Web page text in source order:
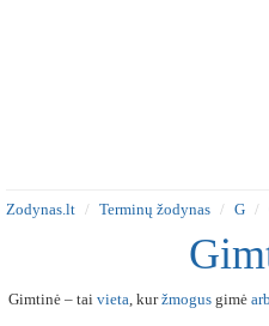
Zodynas.lt Terminų žodynas G
Gimtinė – tai vieta, kuržmogus gimė